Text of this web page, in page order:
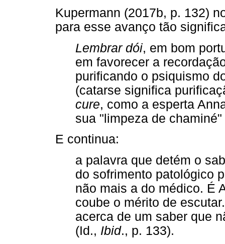
Kupermann (2017b, p. 132)
para esse avanço tão
Lembrar dói, em bom
em favorecer a
purificando o psiquismo
(catarse significa
cure, como a esperta
sua "limpeza de
E continua:
a palavra que detém o
do sofrimento patológico
não mais a do médico. É
coube o mérito de
acerca de um saber que
(Id., Ibid., p. 133).